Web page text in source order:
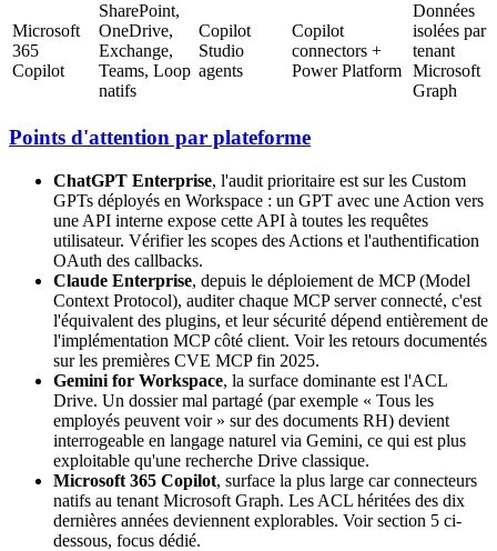
Microsoft
365
Copilot
SharePoint,
OneDrive,
Exchange,
Teams, Loop
natifs
Copilot
Studio
agents
Copilot
connectors +
Power Platform
Données
isolées par
tenant
Microsoft
Graph
Points d'attention par plateforme
ChatGPT Enterprise, l'audit prioritaire est sur les Custom
GPTs déployés en Workspace : un GPT avec une Action vers
une API interne expose cette API à toutes les requêtes
utilisateur. Vérifier les scopes des Actions et l'authentification
OAuth des callbacks.
Claude Enterprise, depuis le déploiement de MCP (Model
Context Protocol), auditer chaque MCP server connecté, c'est
l'équivalent des plugins, et leur sécurité dépend entièrement de
l'implémentation MCP côté client. Voir les retours documentés
sur les premières CVE MCP fin 2025.
Gemini for Workspace, la surface dominante est l'ACL
Drive. Un dossier mal partagé (par exemple « Tous les
employés peuvent voir » sur des documents RH) devient
interrogeable en langage naturel via Gemini, ce qui est plus
exploitable qu'une recherche Drive classique.
Microsoft 365 Copilot, surface la plus large car connecteurs
natifs au tenant Microsoft Graph. Les ACL héritées des dix
dernières années deviennent explorables. Voir section 5 ci-
dessous, focus dédié.